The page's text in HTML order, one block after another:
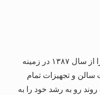
شرکت تولیدی کارنوتک فعالیت خود را از سال ۱۳۸۷ در زمینه
سالن و تجهیزات تمام
روند رو به رشد خود را به